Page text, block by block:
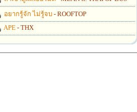
อยากรู้จัก ไม่รู้จบ - ROOFTOP
APE - THX